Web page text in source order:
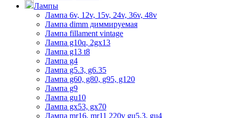
Лампы
Лампа 6v, 12v, 15v, 24v, 36v, 48v
Лампа dimm диммируемая
Лампа fillament vintage
Лампа g10q, 2gx13
Лампа g13 t8
Лампа g4
Лампа g5.3, g6.35
Лампа g60, g80, g95, g120
Лампа g9
Лампа gu10
Лампа gx53, gx70
Лампа mr16, mr11 220v gu5.3, gu4